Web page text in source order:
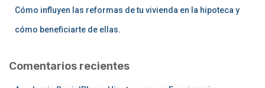
Cómo influyen las reformas de tu vivienda en la hipoteca y
cómo beneficiarte de ellas.
Comentarios recientes